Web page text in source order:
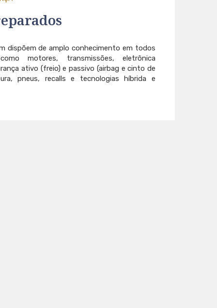
dispõem de amplo conhecimento em todos
motores, transmissões, eletrônica
ativo (freio) e passivo (airbag e cinto de
pneus, recalls e tecnologias híbrida e